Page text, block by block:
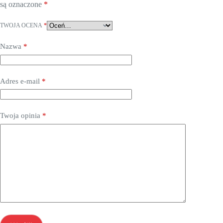
są oznaczone *
TWOJA OCENA *
Nazwa *
Adres e-mail *
Twoja opinia *